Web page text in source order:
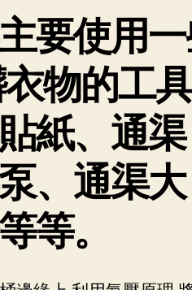
要使用
物的工
紙、通渠
、通渠大
等。